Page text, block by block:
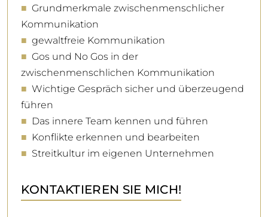
■ Grundmerkmale zwischenmenschlicher
Kommunikation
■ gewaltfreie Kommunikation
■ Gos und No Gos in der
zwischenmenschlichen Kommunikation
■ Wichtige Gespräch sicher und überzeugend
führen
■ Das innere Team kennen und führen
■ Konflikte erkennen und bearbeiten
■ Streitkultur im eigenen Unternehmen
KONTAKTIEREN SIE MICH!